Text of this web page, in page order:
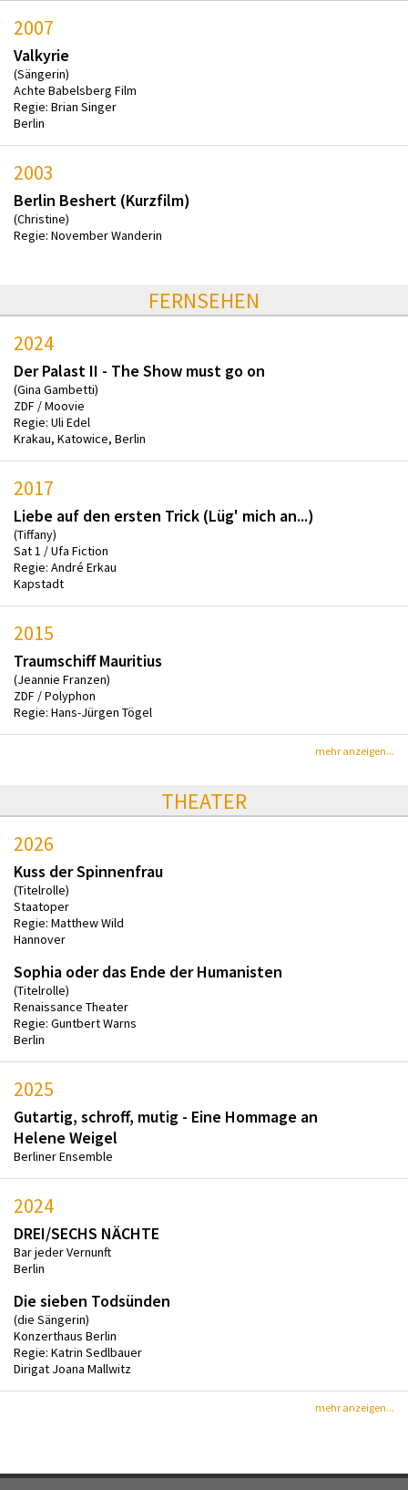
2007
Valkyrie
(Sängerin)
Achte Babelsberg Film
Regie: Brian Singer
Berlin
2003
Berlin Beshert (Kurzfilm)
(Christine)
Regie: November Wanderin
FERNSEHEN
2024
Der Palast II - The Show must go on
(Gina Gambetti)
ZDF / Moovie
Regie: Uli Edel
Krakau, Katowice, Berlin
2017
Liebe auf den ersten Trick (Lüg' mich an...)
(Tiffany)
Sat 1 / Ufa Fiction
Regie: André Erkau
Kapstadt
2015
Traumschiff Mauritius
(Jeannie Franzen)
ZDF / Polyphon
Regie: Hans-Jürgen Tögel
mehr anzeigen...
THEATER
2026
Kuss der Spinnenfrau
(Titelrolle)
Staatoper
Regie: Matthew Wild
Hannover
Sophia oder das Ende der Humanisten
(Titelrolle)
Renaissance Theater
Regie: Guntbert Warns
Berlin
2025
Gutartig, schroff, mutig - Eine Hommage an
Helene Weigel
Berliner Ensemble
2024
DREI/SECHS NÄCHTE
Bar jeder Vernunft
Berlin
Die sieben Todsünden
(die Sängerin)
Konzerthaus Berlin
Regie: Katrin Sedlbauer
Dirigat Joana Mallwitz
mehr anzeigen...